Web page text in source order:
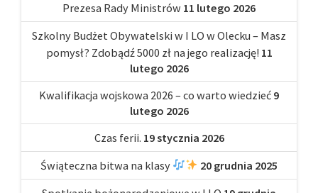
Prezesa Rady Ministrów 11 lutego 2026
Szkolny Budżet Obywatelski w I LO w Olecku – Masz
pomysł? Zdobądź 5000 zł na jego realizację! 11
lutego 2026
Kwalifikacja wojskowa 2026 – co warto wiedzieć 9
lutego 2026
Czas ferii. 19 stycznia 2026
Świąteczna bitwa na klasy
20 grudnia 2025